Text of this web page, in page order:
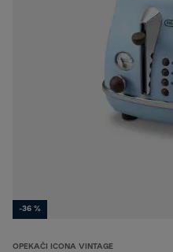
-36 %
OPEKAČI ICONA VINTAGE